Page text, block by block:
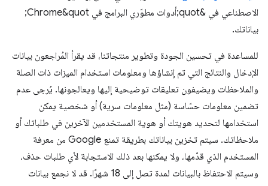
الاصطناعي في &quot;أدوات مطوّري البرامج في Chrome&quot;
بياناتك.
للمساعدة في تحسين الجودة وتطوير منتجاتنا، قد يقرأ المُراجعون بيانات
الإدخال والنتائج التي تم إنشاؤها ومعلومات استخدام الميزات ذات الصلة
والملاحظات ويضيفون تعليقات توضيحية إليها ويعالجونها. يُرجى عدم
تضمين معلومات حسّاسة (مثل معلومات سرية) أو شخصية يمكن
استخدامها لتحديد هويتك أو هوية المستخدمين الآخرين في طلباتك أو
ملاحظاتك. سيتم تخزين بياناتك بطريقة تمنع Google من معرفة
المستخدم الذي قدّمها، ولا يمكنها بعد ذلك الاستجابة لأي طلبات حذف،
وسيتم الاحتفاظ بالبيانات لمدة تصل إلى 18 شهرًا. قد لا نجمع بيانات